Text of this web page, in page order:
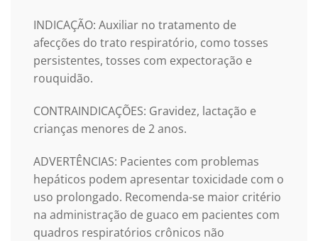
INDICAÇÃO: Auxiliar no tratamento de
afecções do trato respiratório, como tosses
persistentes, tosses com expectoração e
rouquidão.
CONTRAINDICAÇÕES: Gravidez, lactação e
crianças menores de 2 anos.
ADVERTÊNCIAS: Pacientes com problemas
hepáticos podem apresentar toxicidade com o
uso prolongado. Recomenda-se maior critério
na administração de guaco em pacientes com
quadros respiratórios crônicos não